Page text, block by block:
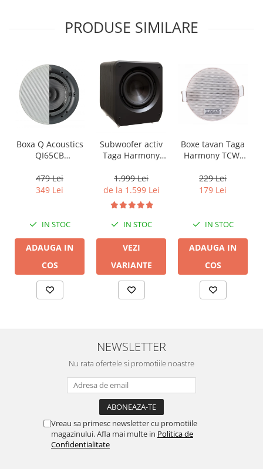
PRODUSE SIMILARE
Boxa Q Acoustics
QI65CB
Ceiling (1 buc)
479 Lei
349 Lei
IN STOC
ADAUGA IN
COS
Subwoofer activ
Taga Harmony
v3
1.999 Lei
de la 1.599 Lei
IN STOC
VEZI
VARIANTE
Boxe tavan Taga
Harmony TCW-
229 Lei
179 Lei
IN STOC
ADAUGA IN
COS
NEWSLETTER
Nu rata ofertele si promotiile noastre
Vreau sa primesc newsletter cu promotiile
magazinului. Afla mai multe in Politica de
Confidentialitate